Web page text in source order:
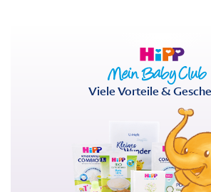
Viele Vorteile &